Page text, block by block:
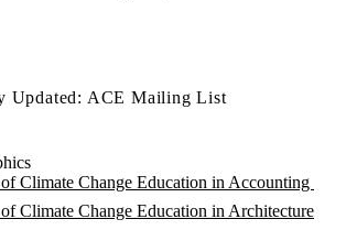
Updated: ACE Mailing List
Climate Change Education in Accounting
Climate Change Education in Architecture